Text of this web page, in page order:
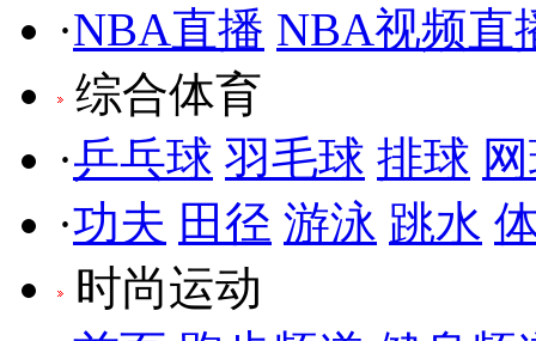
·NBA直播 NBA视频直
综合体育
·乒乓球 羽毛球 排球
·功夫 田径 游泳 跳水
时尚运动